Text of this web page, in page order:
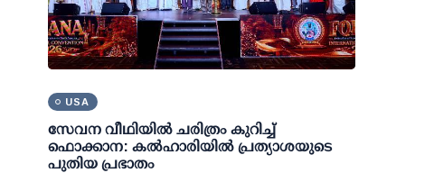
USA
സേവന വീഥിയില്‍ ചരിത്രം കുറിച്ച്
ഫൊക്കാന: കല്‍ഹാരിയില്‍ പ്രത്യാശയുടെ
പുതിയ പ്രഭാതം